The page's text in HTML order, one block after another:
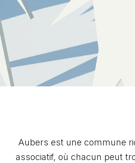
Aubers est une commune
associatif, où chacun peut